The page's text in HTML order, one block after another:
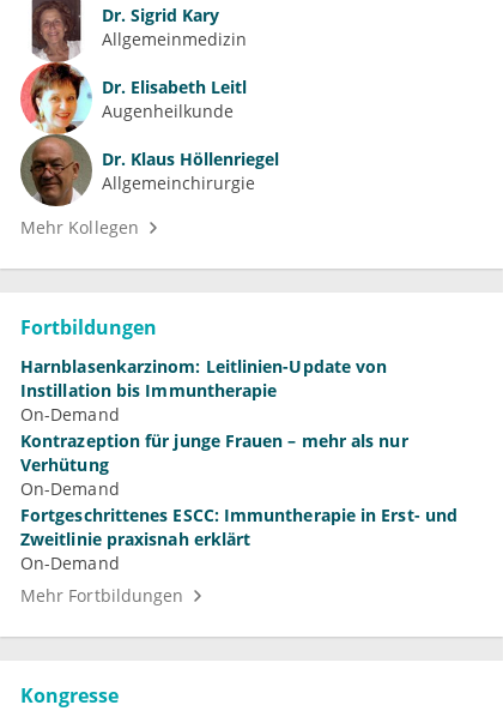
Dr. Sigrid Kary
Allgemeinmedizin
Dr. Elisabeth Leitl
Augenheilkunde
Dr. Klaus Höllenriegel
Allgemeinchirurgie
Mehr Kollegen
Fortbildungen
Harnblasenkarzinom: Leitlinien-Update von
Instillation bis Immuntherapie
On-Demand
Kontrazeption für junge Frauen – mehr als nur
Verhütung
On-Demand
Fortgeschrittenes ESCC: Immuntherapie in Erst- und
Zweitlinie praxisnah erklärt
On-Demand
Mehr Fortbildungen
Kongresse